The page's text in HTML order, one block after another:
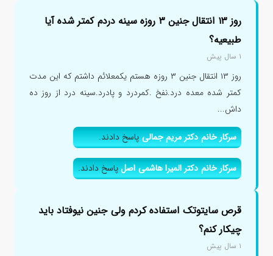
روز ۱۳ انتقال جنین ۳ روزه سینه دردم کمتر شده آیا
طبیعیه؟
۱ سال پیش
روز ۱۳ انتقال جنین ۳ روزه هستم یکمعلائم داشتم که این مدت
کمتر شده معده درد.نفخ .کمردرد و پادرد.سینه درد از روز ده
داش...
سرکار خانم دکتر مریم جمالیپاسخ دادند.
سرکار خانم دکتر المیرا هاشمی اصلپاسخ دادند.
قرص سایتوتک استفاده کردم ولی جنین نیوفتاد باید
چیکار کنم؟
۱ سال پیش